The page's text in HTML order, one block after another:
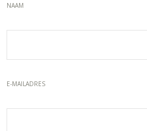
NAAM
E-MAILADRES